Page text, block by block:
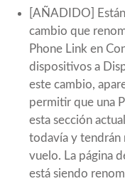
[AÑADIDO]
cambio que
Phone Link en
dispositivos a
este cambio,
permitir que una
esta sección
todavía y tendrán
vuelo. La página
está siendo